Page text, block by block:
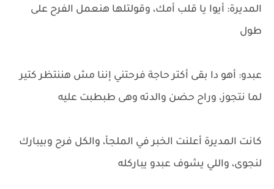
المديرة: أيوا يا قلب أمك، وقولتلها هنعمل الفرح على
طول
عبدو: أهو دا بقى أكتر حاجة فرحتني إننا مش هننتظر كتير
لما نتجوز، وراح حضن والدته وهى طبطبت عليه
كانت المديرة أعلنت الخبر في الملجأ، والكل فرح وبيبارك
لنجوى، واللي يشوف عبدو يباركله